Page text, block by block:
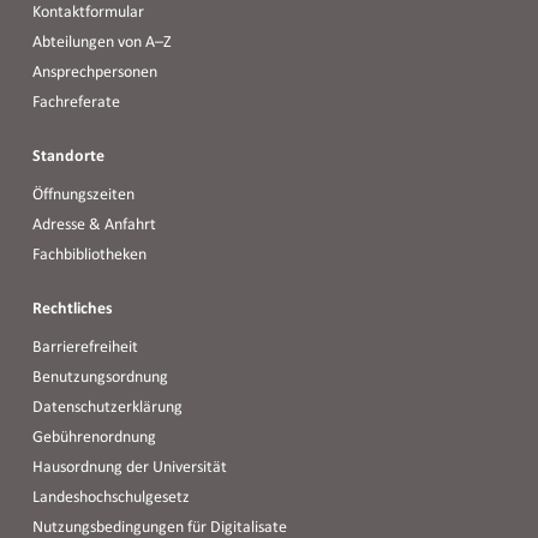
Kontaktformular
Abteilungen von A–Z
Ansprechpersonen
Fachreferate
Standorte
Öffnungszeiten
Adresse & Anfahrt
Fachbibliotheken
Rechtliches
Barrierefreiheit
Benutzungsordnung
Datenschutzerklärung
Gebührenordnung
Hausordnung der Universität
Landeshochschulgesetz
Nutzungsbedingungen für Digitalisate